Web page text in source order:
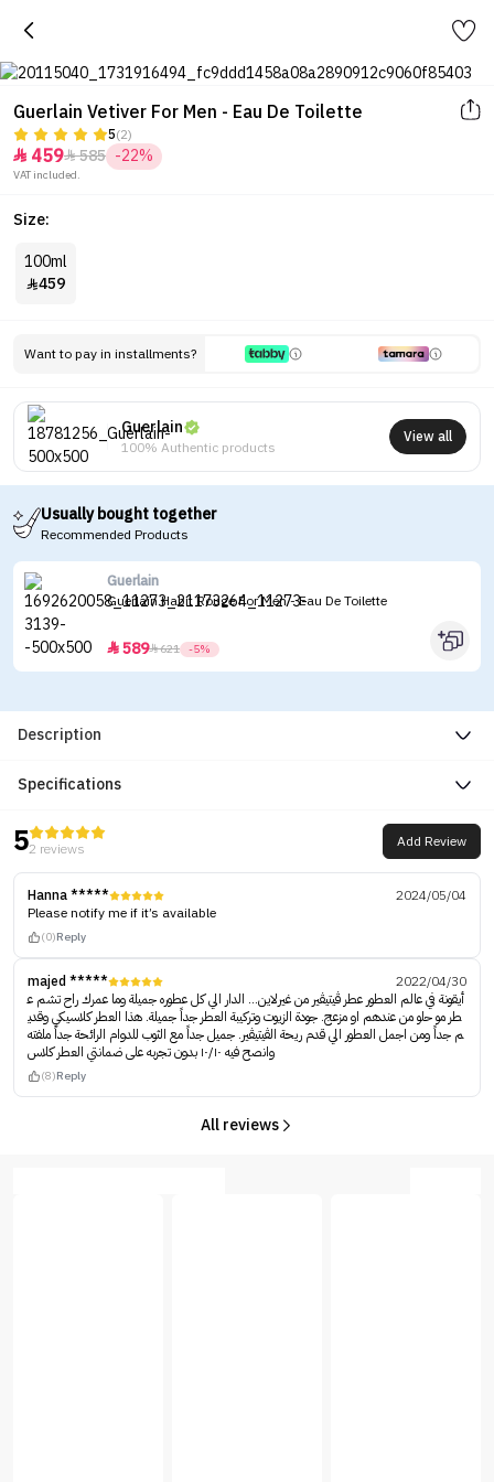
Guerlain Vetiver For Men - Eau De Toilette
5(2)
 459585 -22%
VAT included.
Size:
100ml
459
Want to pay in installments?
Guerlain
100% Authentic products
View all
Usually bought together
Recommended Products
Guerlain
Guerlain Habit Rouge For Men - Eau De Toilette
589621 -5%
Description
Specifications
52 reviews Add Review
Hanna *****
2024/05/04
Please notify me if it’s available
(0)Reply
majed *****
2022/04/30
أيقونة في عالم العطور عطر ڤيتيڤير من غيرلاين… الدار الي كل عطوره جميلة وما عمرك راح تشم ع
طر مو حلو من عندهم او مزعج. جودة الزيوت وتركيبة العطر جداً جميلة. هذا العطر كلاسيكي وقدي
م جداً ومن اجمل العطور الي قدم ريحة الڤيتيڤير. جميل جداً مع الثوب للدوام الرائحة جداً ملفته
وانصح فيه ١٠/١٠ بدون تجربه على ضمانتي العطر كلاس
(8)Reply
All reviews